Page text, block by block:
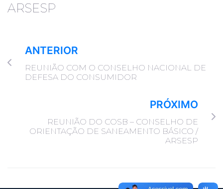
ARSESP
ANTERIOR
REUNIÃO COM O CONSELHO NACIONAL DE
DEFESA DO CONSUMIDOR
PRÓXIMO
REUNIÃO DO COSB – CONSELHO DE
ORIENTAÇÃO DE SANEAMENTO BÁSICO /
ARSESP